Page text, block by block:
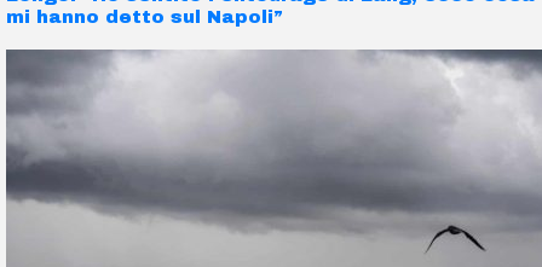
mi hanno detto sul Napoli”